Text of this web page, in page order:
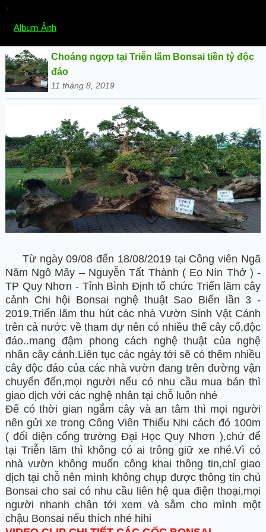
›
Album Ảnh
Choáng ngợp tại Triễn lãm Bonsai tiền tỷ độc
đáo
11 tháng 8, 2019
Từ ngày 09/08 đến 18/08/2019 tại Công viên Ngã
Năm Ngô Mây – Nguyễn Tất Thành ( Eo Nín Thở ) -
TP Quy Nhơn - Tỉnh Bình Định tổ chức Triển lãm cây
cảnh Chi hội Bonsai nghệ thuật Sao Biển lần 3 -
2019.Triển lãm thu hút các nhà Vườn Sinh Vật Cảnh
trên cả nước về tham dự nên có nhiều thế cây cổ,độc
đáo..mang đậm phong cách nghệ thuật của nghệ
nhân cây cảnh.Liên tục các ngày tới sẽ có thêm nhiều
cây độc đáo của các nhà vườn đang trên đường vận
chuyển đến,mọi người nếu có nhu cầu mua bán thì
giao dịch với các nghệ nhân tại chỗ luôn nhé
Để có thời gian ngắm cây và an tâm thì mọi người
nên gửi xe trong Công Viên Thiếu Nhi cách đó 100m
( đối diện cổng trường Đại Học Quy Nhơn ),chứ để
tại Triễn lãm thì không có ai trông giữ xe nhé.Vì có
nhà vườn không muốn công khai thông tin,chỉ giao
dịch tại chỗ nên mình không chụp được thông tin chủ
Bonsai cho sai có nhu cầu liên hệ qua điện thoại,mọi
người nhanh chân tới xem và sắm cho mình một
chậu Bonsai nếu thích nhé hihi